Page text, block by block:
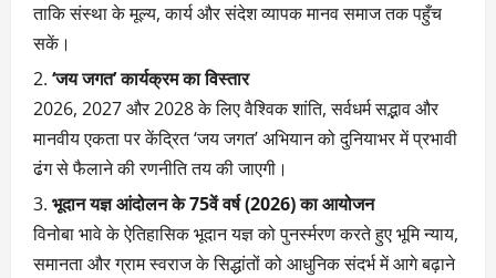
ताकि संस्था के मूल्य, कार्य और संदेश व्यापक मानव समाज तक पहुँच
सकें।
‘जय जगत’ कार्यक्रम का विस्तार
2026, 2027 और 2028 के लिए वैश्विक शांति, सर्वधर्म सद्भाव और
मानवीय एकता पर केंद्रित ‘जय जगत’ अभियान को दुनियाभर में प्रभावी
ढंग से फैलाने की रणनीति तय की जाएगी।
भूदान यज्ञ आंदोलन के 75वें वर्ष (2026) का आयोजन
विनोबा भावे के ऐतिहासिक भूदान यज्ञ को पुनर्स्मरण करते हुए भूमि न्याय,
समानता और ग्राम स्वराज के सिद्धांतों को आधुनिक संदर्भ में आगे बढ़ाने